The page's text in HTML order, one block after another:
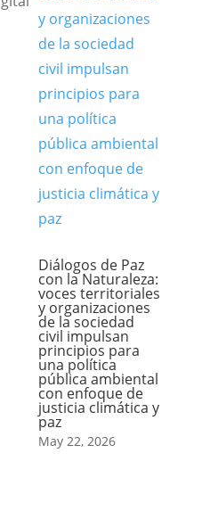
Diálogos de Paz
con la Naturaleza:
voces territoriales
y organizaciones
de la sociedad
civil impulsan
principios para
una política
pública ambiental
con enfoque de
justicia climática y
paz
May 22, 2026